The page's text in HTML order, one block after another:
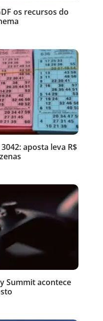
os recursos do
aposta leva R$
Summit acontece